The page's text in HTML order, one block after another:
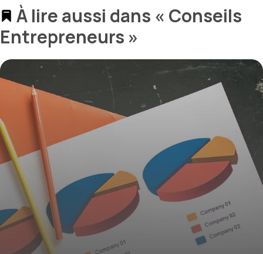
À lire aussi dans « Conseils
Entrepreneurs »